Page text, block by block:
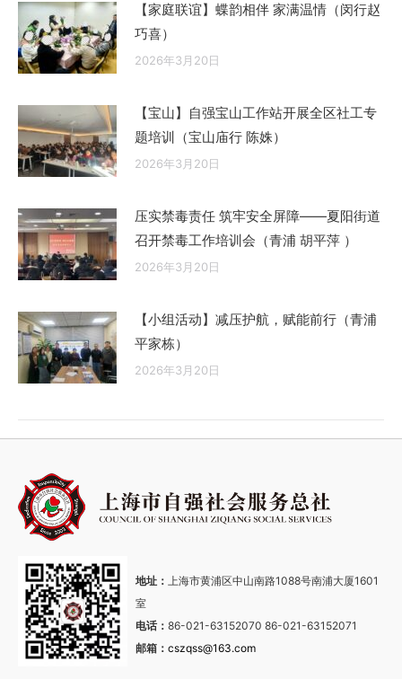
【家庭联谊】蝶韵相伴 家满温情（闵行赵
巧喜）
2026年3月20日
【宝山】自强宝山工作站开展全区社工专
题培训（宝山庙行 陈姝）
2026年3月20日
压实禁毒责任 筑牢安全屏障——夏阳街道
召开禁毒工作培训会（青浦 胡平萍 ）
2026年3月20日
【小组活动】减压护航，赋能前行（青浦
平家栋）
2026年3月20日
地址： 上海市黄浦区中山南路1088号南浦大厦1601
室
电话： 86-021-63152070 86-021-63152071
邮箱： cszqss@163.com